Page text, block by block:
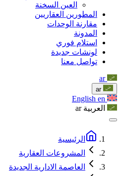
العين السخنة
المطورين العقاريين
مقارنة الوحدات
المدونة
استلام فوري
لونشات جديدة
تواصل معنا
ar
ar
English en
العربية ar
الرئيسية
المشروعات العقارية
العاصمة الادارية الجديدة